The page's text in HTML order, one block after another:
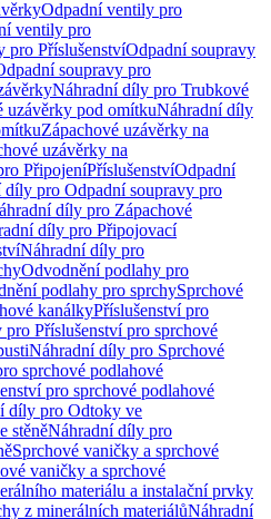
Odpadní ventily pro
ventily pro
pro PříslušenstvíOdpadní soupravy
soupravy pro
Náhradní díly pro Trubkové
uzávěrky pod omítkuNáhradní díly
Zápachové uzávěrky na
uzávěrky na
PřipojeníPříslušenstvíOdpadní
díly pro Odpadní soupravy pro
díly pro Zápachové
díly pro Připojovací
Náhradní díly pro
Odvodnění podlahy pro
podlahy pro sprchySprchové
kanálkyPříslušenství pro
Příslušenství pro sprchové
Náhradní díly pro Sprchové
sprchové podlahové
pro sprchové podlahové
díly pro Odtoky ve
stěněNáhradní díly pro
Sprchové vaničky a sprchové
vaničky a sprchové
materiálu a instalační prvky
z minerálních materiálůNáhradní